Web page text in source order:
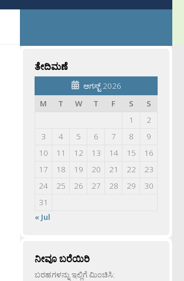
ತೇದಿಮಣೆ
ಆಗಸ್ಟ್ 2026
M
T W T F S
S
1
2
3
4 5 6 7 8
9
10
11 12 13 14 15
16
17
18 19 20 21 22
23
24
25 26 27 28 29
30
31
« Jul
ನೀವೂ ಬರೆಯಿರಿ
ಬರಹಗಳನ್ನು ಇಲ್ಲಿಗೆ ಮಿಂಚಿಸಿ: